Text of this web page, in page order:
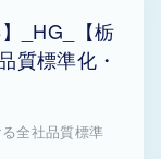
_HG_【栃
質標準化・
全社品質標準